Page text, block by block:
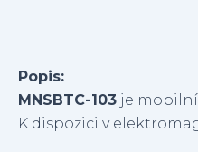
Popis:
MNSBTC-103 je mobilní
K dispozici v